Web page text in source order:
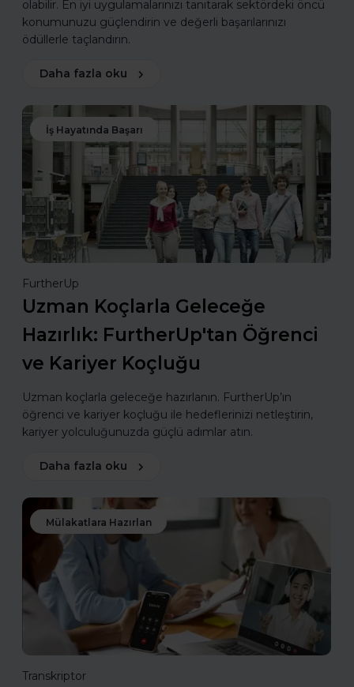
olabilir. En iyi uygulamalarınızı tanıtarak sektördeki öncü
konumunuzu güçlendirin ve değerli başarılarınızı
ödüllerle taçlandırın.
Daha fazla oku
İş Hayatında Başarı
FurtherUp
Uzman Koçlarla Geleceğe
Hazırlık: FurtherUp'tan Öğrenci
ve Kariyer Koçluğu
Uzman koçlarla geleceğe hazırlanın. FurtherUp’ın
öğrenci ve kariyer koçluğu ile hedeflerinizi netleştirin,
kariyer yolculuğunuzda güçlü adımlar atın.
Daha fazla oku
Mülakatlara Hazırlan
Transkriptor